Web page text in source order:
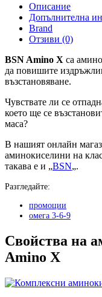
Описание
Допълнителна
Brand
Отзиви (0)
BSN Amino X са
да повишите
възстановяване.
Чувствате ли се
което ще се
маса?
В нашият онлайн
аминокиселини на
такава е и „BSN„.
Разгледайте:
промоции
омега 3-6-9
Свойства на
Amino X